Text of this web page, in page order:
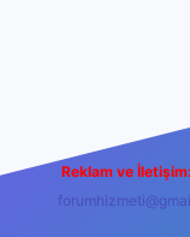
Reklam ve İletişim: